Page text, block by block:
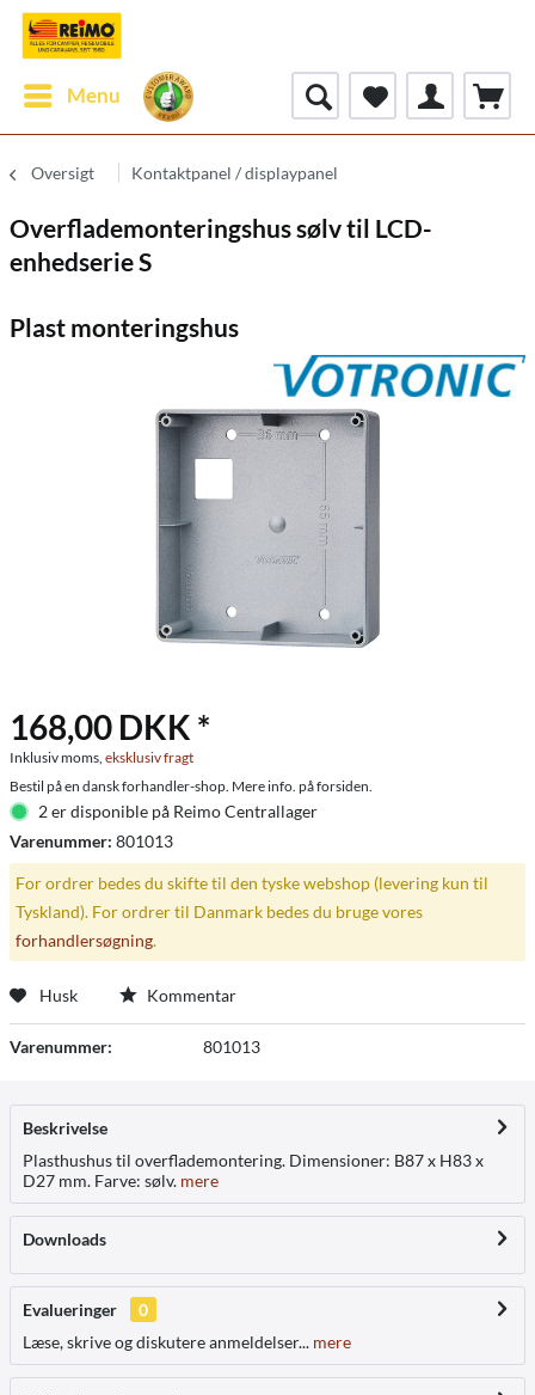
Menu
Oversigt Kontaktpanel / displaypanel
Overflademonteringshus sølv til LCD-
enhedserie S
Plast monteringshus
168,00 DKK *
Inklusiv moms, eksklusiv fragt
Bestil på en dansk forhandler-shop. Mere info. på forsiden.
2 er disponible på Reimo Centrallager
Varenummer: 801013
For ordrer bedes du skifte til den tyske webshop (levering kun til
Tyskland). For ordrer til Danmark bedes du bruge vores
forhandlersøgning.
Husk Kommentar
Varenummer: 801013
Beskrivelse
Plasthushus til overflademontering. Dimensioner: B87 x H83 x
D27 mm. Farve: sølv. mere
Downloads
Evalueringer
0
Læse, skrive og diskutere anmeldelser... mere